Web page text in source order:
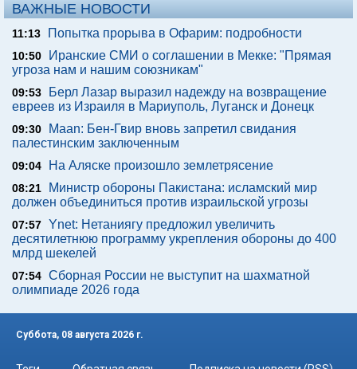
ВАЖНЫЕ НОВОСТИ
11:13 Попытка прорыва в Офарим: подробности
10:50
Иранские СМИ о соглашении в Мекке: "Прямая
угроза нам и нашим союзникам"
09:53
Берл Лазар выразил надежду на возвращение
евреев из Израиля в Мариуполь, Луганск и Донецк
09:30
Maan: Бен-Гвир вновь запретил свидания
палестинским заключенным
09:04 На Аляске произошло землетрясение
08:21
Министр обороны Пакистана: исламский мир
должен объединиться против израильской угрозы
07:57 Ynet: Нетаниягу предложил увеличить
десятилетнюю программу укрепления обороны до 400
млрд шекелей
07:54 Сборная России не выступит на шахматной
олимпиаде 2026 года
Суббота, 08 августа 2026 г.